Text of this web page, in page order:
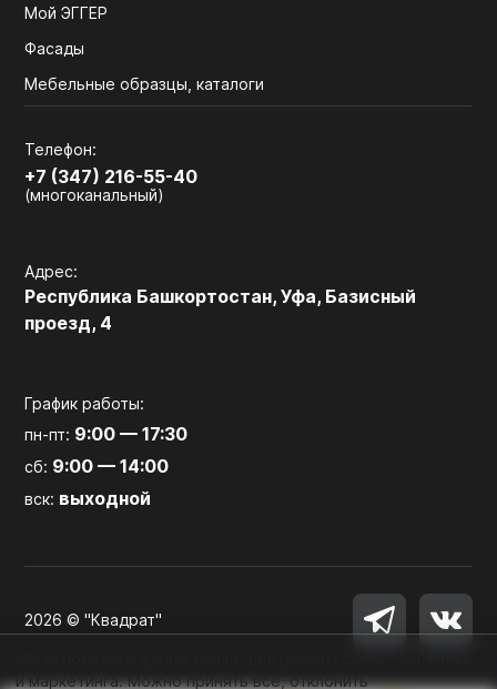
Мой ЭГГЕР
Фасады
Мебельные образцы, каталоги
Телефон:
+7 (347) 216-55-40
(многоканальный)
Адрес:
Республика Башкортостан, Уфа, Базисный
проезд, 4
График работы:
пн-пт: 9:00 — 17:30
сб: 9:00 — 14:00
вск: выходной
2026 © "Квадрат"
и маркетинга. Можно принять все, отклонить